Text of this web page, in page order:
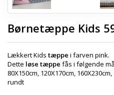
Børnetæppe Kids
Lækkert Kids tæppe i farven pink.
Dette løse tæppe fås i følgende
80X150cm, 120X170cm,
rundt